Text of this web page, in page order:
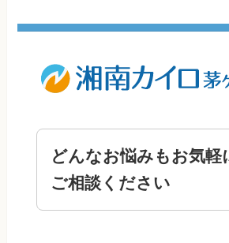
どんなお悩みもお気軽
ご相談ください